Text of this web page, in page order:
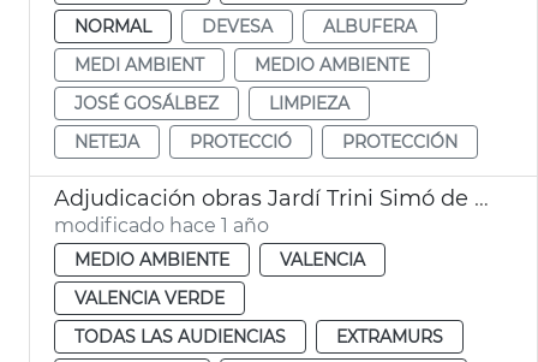
NORMAL
DEVESA
ALBUFERA
MEDI AMBIENT
MEDIO AMBIENTE
JOSÉ GOSÁLBEZ
LIMPIEZA
NETEJA
PROTECCIÓ PROTECCIÓN
Adjudicación obras Jardí Trini Simó de València
modificado hace 1 año
MEDIO AMBIENTE
VALENCIA
VALENCIA VERDE
TODAS LAS AUDIENCIAS
EXTRAMURS